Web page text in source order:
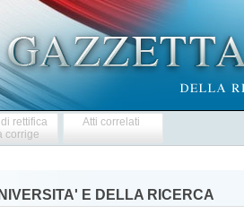
rettifica
corrige
Atti correlati
E DELLA RICERCA